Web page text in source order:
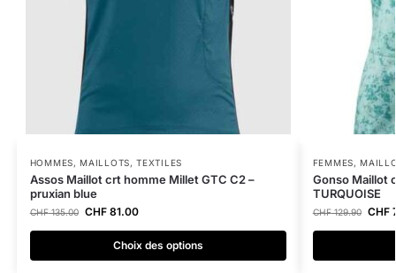
HOMMES, MAILLOTS,TEXTILES
Assos Maillot crt homme Millet GTC C2 –
pruxian blue
CHF135.00 CHF81.00
Choix des options
FEMMES,
Gonso Maillot
TURQUOISE
CHF129.90 CHF